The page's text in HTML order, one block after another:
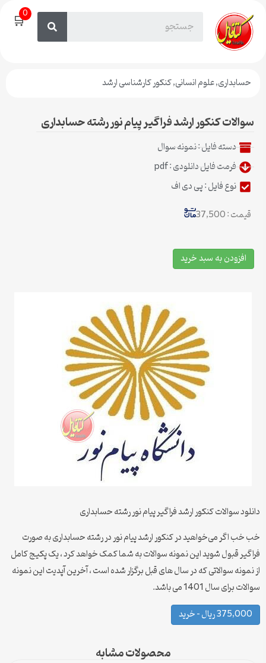
🛒0
حسابداری,علوم انسانی,کنکور کارشناسی ارشد
سوالات کنکور ارشد فراگیر پیام نور رشته حسابداری
دسته فایل :نمونه سوال
فرمت فایل دانلودی : pdf
نوع فایل : پی دی اف
قیمت : 37,500
افزودن به سبد خرید
دانلود سوالات کنکور ارشد فراگیر پیام نور رشته حسابداری
خب خب اگر می‌خواهید در کنکور ارشد پیام نور در رشته حسابداری به صورت
فراگیر قبول شوید این نمونه سوالات به شما کمک خواهد کرد ، یک پکیج کامل
از نمونه سوالاتی که در سال های قبل برگزار شده است ، آخرین آپدیت این نمونه
سوالات برای سال 1401 می باشد.
375,000 ریال – خرید
محصولات مشابه